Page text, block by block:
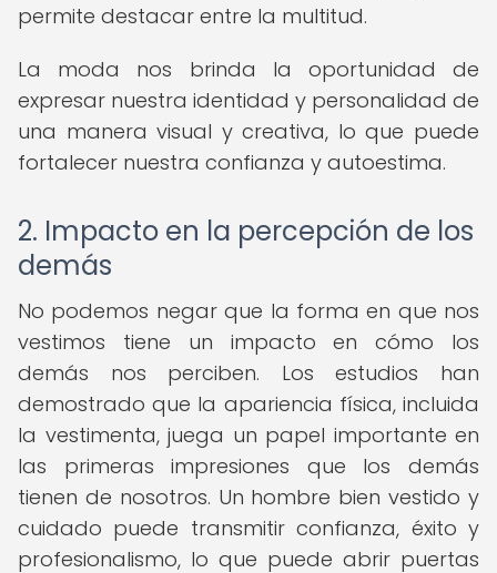
permite destacar entre la multitud.
La moda nos brinda la oportunidad de
expresar nuestra identidad y personalidad de
una manera visual y creativa, lo que puede
fortalecer nuestra confianza y autoestima.
2. Impacto en la percepción de los
demás
No podemos negar que la forma en que nos
vestimos tiene un impacto en cómo los
demás nos perciben. Los estudios han
demostrado que la apariencia física, incluida
la vestimenta, juega un papel importante en
las primeras impresiones que los demás
tienen de nosotros. Un hombre bien vestido y
cuidado puede transmitir confianza, éxito y
profesionalismo, lo que puede abrir puertas